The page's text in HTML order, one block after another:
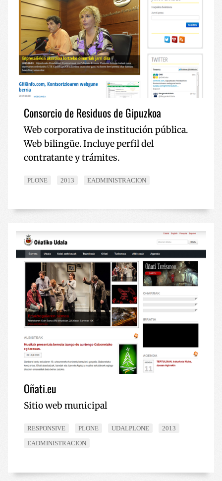
Consorcio de Residuos de Gipuzkoa
Web corporativa de institución pública.
Web bilingüe. Incluye perfil del
contratante y trámites.
PLONE 2013 EADMINISTRACION
Oñati.eu
Sitio web municipal
RESPONSIVE PLONE UDALPLONE
2013
EADMINISTRACION